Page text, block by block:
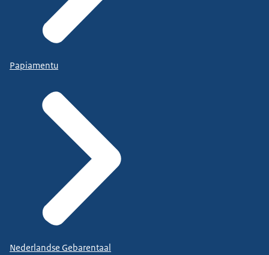
Papiamentu
Nederlandse Gebarentaal